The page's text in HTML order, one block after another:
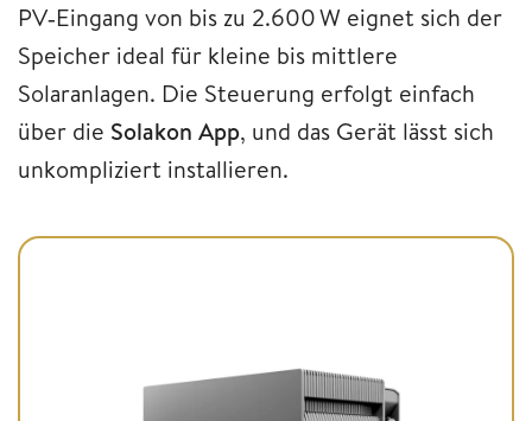
PV‑Eingang von bis zu 2.600 W eignet sich der
Speicher ideal für kleine bis mittlere
Solaranlagen. Die Steuerung erfolgt einfach
über die Solakon App, und das Gerät lässt sich
unkompliziert installieren.